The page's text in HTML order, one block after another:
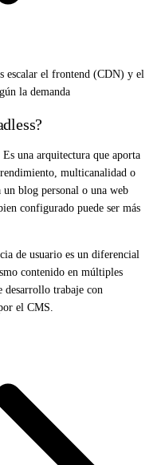
escalar el frontend (CDN) y el
la demanda
una arquitectura que aporta
multicanalidad o
blog personal o una web
configurado puede ser más
de usuario es un diferencial
contenido en múltiples
desarrollo trabaje con
el CMS.